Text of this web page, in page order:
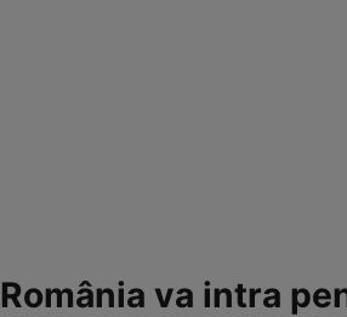
România va intra